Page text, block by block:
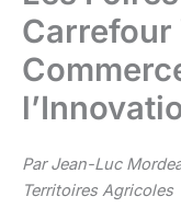
Carrefour
Par Jean-Luc
Territoires Agricoles